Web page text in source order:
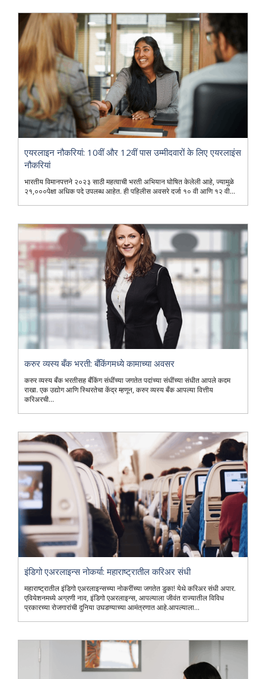
एयरलाइन नौकरियां: 10वीं और 12वीं पास उम्मीदवारों के लिए एयरलाइंस
नौकरियां
भारतीय विमानपत्तने २०२३ साठी महत्वाची भरती अभियान घोषित केलेली आहे, ज्यामुळे
२१,०००पेक्षा अधिक पदे उपलब्ध आहेत. ही पहिलीस अवसरे दर्जा १० वी आणि १२ वी...
करुर व्यस्य बँक भरती: बँकिंगमध्ये कामाच्या अवसर
करुर व्यस्य बँक भरतीसह बँकिंग संधींच्या जगतेत पदांच्या संधींच्या संधीत आपले कदम
राखा. एक उद्योग आणि स्थिरतेचा केंद्र म्हणून, करुर व्यस्य बँक आपल्या वित्तीय
करिअरची...
इंडिगो एअरलाइन्स नोकर्या: महाराष्ट्रातील करिअर संधी
महाराष्ट्रातील इंडिगो एअरलाइन्सच्या नोकरींच्या जगतेत डुका! येथे करिअर संधी अपार.
एवियेशनमध्ये अग्रणी नाव, इंडिगो एअरलाइन्स, आपल्याला जीवंत राज्यातील विविध
प्रकारच्या रोजगारांची दुनिया उघडण्याच्या आमंत्रणात आहे.आपल्याला...